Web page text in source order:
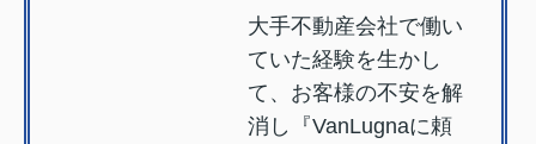
大手不動産会社で働い
ていた経験を生かし
て、お客様の不安を解
消し『VanLugnaに頼